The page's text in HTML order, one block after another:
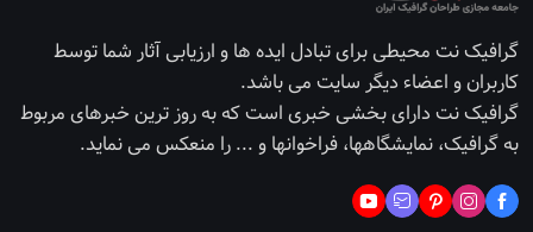
گرافیک نت محیطی برای تبادل ایده ها و ارزیابی آثار شما توسط
کاربران و اعضاء دیگر سایت می باشد.
گرافیک نت دارای بخشی خبری است که به روز ترین خبرهای مربوط
به گرافیک، نمایشگاهها، فراخوانها و ... را منعکس می نماید.